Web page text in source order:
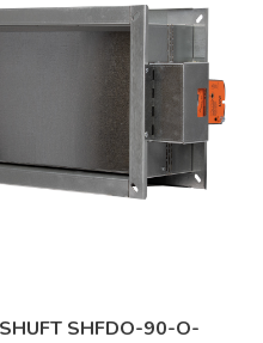
SHFDO-90-O-